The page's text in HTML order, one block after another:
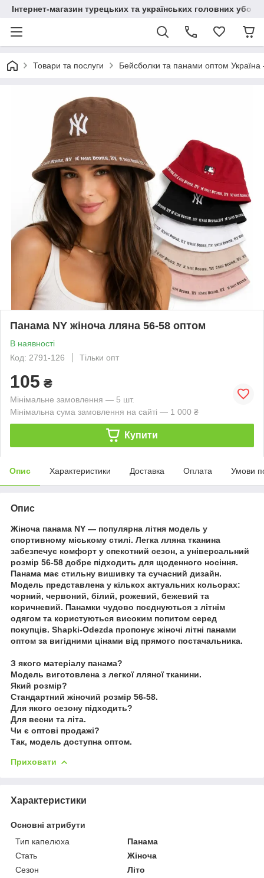
Інтернет-магазин турецьких та українських головних
Товари та послуги Бейсболки та панами оптом
Панама NY жіноча лляна 56-58 оптом
В наявності
Код: 2791-126
Тільки опт
105 ₴
Мінімальне замовлення — 5 шт.
Мінімальна сума замовлення на сайті — 1 000 ₴
Купити
Опис Характеристики Доставка Оплата Умови
Опис
Жіноча панама NY — популярна літня модель у
спортивному міському стилі. Легка лляна тканина
забезпечує комфорт у спекотний сезон, а універсальний
розмір 56-58 добре підходить для щоденного носіння.
Панама має стильну вишивку та сучасний дизайн.
Модель представлена у кількох актуальних кольорах:
чорний, червоний, білий, рожевий, бежевий та
коричневий. Панамки чудово поєднуються з літнім
одягом та користуються високим попитом серед
покупців. Shapki-Odezda пропонує жіночі літні панами
оптом за вигідними цінами від прямого постачальника.
З якого матеріалу панама?
Модель виготовлена з легкої лляної тканини.
Який розмір?
Стандартний жіночий розмір 56-58.
Для якого сезону підходить?
Для весни та літа.
Чи є оптові продажі?
Так, модель доступна оптом.
Приховати
Характеристики
Основні атрибути
Тип капелюха
Панама
Стать
Жіноча
Сезон
Літо